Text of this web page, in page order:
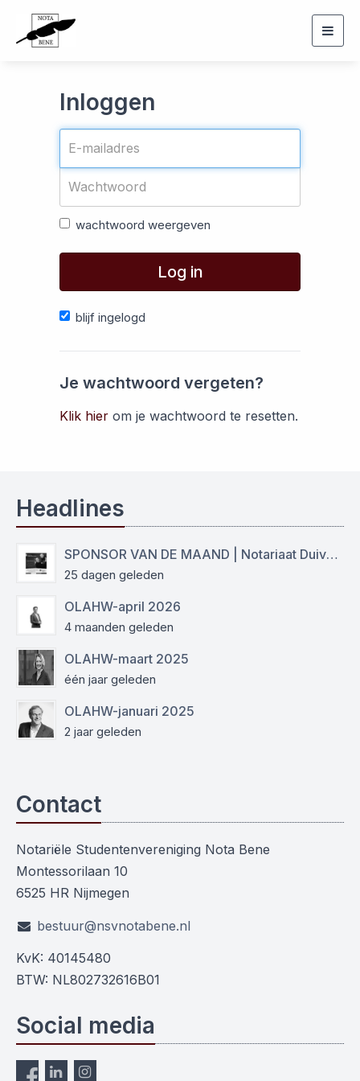
Inloggen
wachtwoord weergeven
Log in
blijf ingelogd
Je wachtwoord vergeten?
Klik hier om je wachtwoord te resetten.
Headlines
SPONSOR VAN DE MAAND | Notariaat Duiven Westervoort
25 dagen geleden
OLAHW-april 2026
4 maanden geleden
OLAHW-maart 2025
één jaar geleden
OLAHW-januari 2025
2 jaar geleden
Contact
Notariële Studentenvereniging Nota Bene
Montessorilaan 10
6525 HR Nijmegen
bestuur@nsvnotabene.nl
KvK: 40145480
BTW: NL802732616B01
Social media